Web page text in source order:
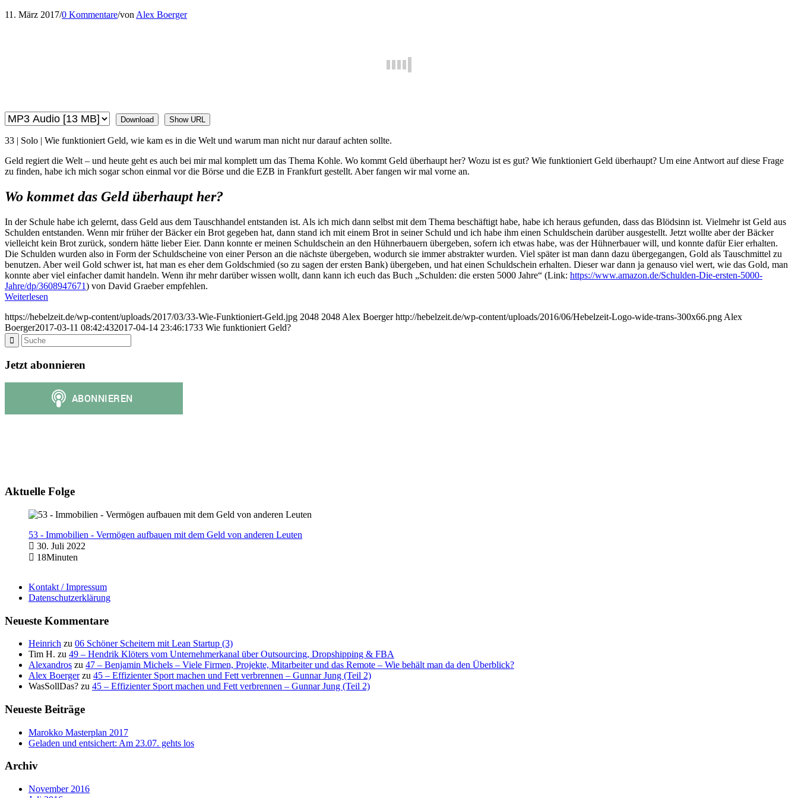
11. März 2017/0 Kommentare/von Alex Boerger
Download Show URL
33 | Solo | Wie funktioniert Geld, wie kam es in die Welt und warum man nicht nur darauf achten sollte.
Geld regiert die Welt – und heute geht es auch bei mir mal komplett um das Thema Kohle. Wo kommt Geld überhaupt her? Wozu ist es gut? Wie funktioniert Geld überhaupt? Um eine Antwort auf diese Frage
zu finden, habe ich mich sogar schon einmal vor die Börse und die EZB in Frankfurt gestellt. Aber fangen wir mal vorne an.
Wo kommet das Geld überhaupt her?
In der Schule habe ich gelernt, dass Geld aus dem Tauschhandel entstanden ist. Als ich mich dann selbst mit dem Thema beschäftigt habe, habe ich heraus gefunden, dass das Blödsinn ist. Vielmehr ist Geld aus
Schulden entstanden. Wenn mir früher der Bäcker ein Brot gegeben hat, dann stand ich mit einem Brot in seiner Schuld und ich habe ihm einen Schuldschein darüber ausgestellt. Jetzt wollte aber der Bäcker
vielleicht kein Brot zurück, sondern hätte lieber Eier. Dann konnte er meinen Schuldschein an den Hühnerbauern übergeben, sofern ich etwas habe, was der Hühnerbauer will, und konnte dafür Eier erhalten.
Die Schulden wurden also in Form der Schuldscheine von einer Person an die nächste übergeben, wodurch sie immer abstrakter wurden. Viel später ist man dann dazu übergegangen, Gold als Tauschmittel zu
benutzen. Aber weil Gold schwer ist, hat man es eher dem Goldschmied (so zu sagen der ersten Bank) übergeben, und hat einen Schuldschein erhalten. Dieser war dann ja genauso viel wert, wie das Gold, man
konnte aber viel einfacher damit handeln. Wenn ihr mehr darüber wissen wollt, dann kann ich euch das Buch „Schulden: die ersten 5000 Jahre“ (Link: https://www.amazon.de/Schulden-Die-ersten-5000-
Jahre/dp/3608947671) von David Graeber empfehlen.
Weiterlesen
https://hebelzeit.de/wp-content/uploads/2017/03/33-Wie-Funktioniert-Geld.jpg 2048 2048 Alex Boerger http://hebelzeit.de/wp-content/uploads/2016/06/Hebelzeit-Logo-wide-trans-300x66.png Alex
Boerger2017-03-11 08:42:432017-04-14 23:46:1733 Wie funktioniert Geld?
Jetzt abonnieren
Aktuelle Folge
53 - Immobilien - Vermögen aufbauen mit dem Geld von anderen Leuten
30. Juli 2022
18Minuten
Kontakt / Impressum
Datenschutzerklärung
Neueste Kommentare
Heinrich zu 06 Schöner Scheitern mit Lean Startup (3)
Tim H. zu 49 – Hendrik Klöters vom Unternehmerkanal über Outsourcing, Dropshipping & FBA
Alexandros zu 47 – Benjamin Michels – Viele Firmen, Projekte, Mitarbeiter und das Remote – Wie behält man da den Überblick?
Alex Boergerzu 45 – Effizienter Sport machen und Fett verbrennen – Gunnar Jung (Teil 2)
WasSollDas? zu 45 – Effizienter Sport machen und Fett verbrennen – Gunnar Jung (Teil 2)
Neueste Beiträge
Marokko Masterplan 2017
Geladen und entsichert: Am 23.07. gehts los
Archiv
November 2016